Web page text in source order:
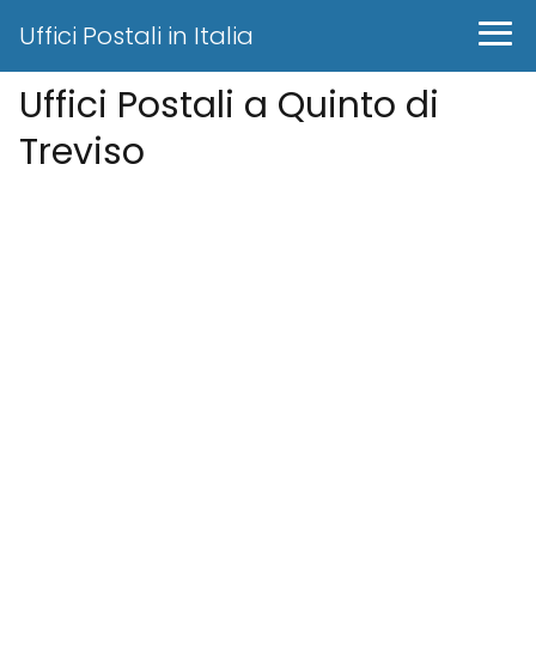
Uffici Postali in Italia
Uffici Postali a Quinto di
Treviso